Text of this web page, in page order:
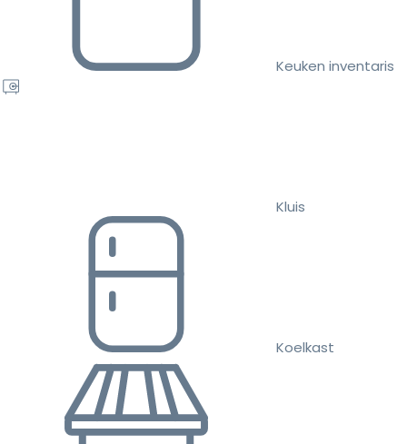
Keuken inventaris
Kluis
Koelkast